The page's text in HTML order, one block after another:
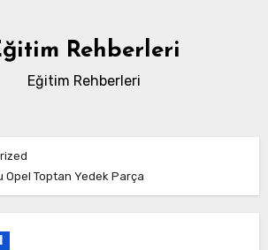
Rehberleri
Eğitim Rehberleri
Opel Toptan Yedek Parça